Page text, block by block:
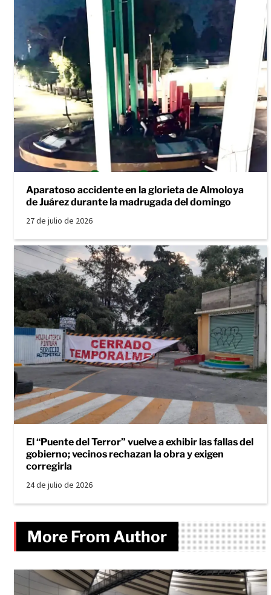
Aparatoso accidente en la glorieta de Almoloya
de Juárez durante la madrugada del domingo
27 de julio de 2026
El “Puente del Terror” vuelve a exhibir las fallas del
gobierno; vecinos rechazan la obra y exigen
corregirla
24 de julio de 2026
More From Author